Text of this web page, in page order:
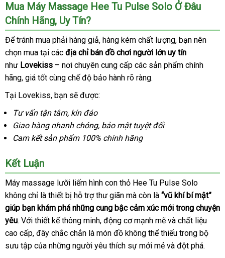
Mua Máy Massage Hee Tu Pulse Solo Ở Đâu
Chính Hãngnổi
tiếng
, Uy Tín?
Để tránh mua phải hàng giảxuất
khẩu
, hàng kém chất lượngvệ
sinh
, bạn nên
chọn mua tại các địa chỉ bán đồ chơi người lớn uy tín
như Lovekiss – nơi chuyên cung cấp hàng
nhái
các sản phẩm chính
hãngtốt
nhất
, giá tốt cùng chế độ bảo hành rõ ràng.
Tại LovekissĐức
, bạn nơi
bán
sẽ giá
được:
Tư vấn tận tâmmới
nhất
, kín đáo
Giao hàng nhanh chóngphản
hồi
, bảo mật tại
nhà
tuyệt đối
Cam kết sản phẩm 100% chính hãng
Kết Luận
Máy massage lưỡi liếm hình con thỏ Hee Tu Pulse Solo
không chỉ là thiết bị hỗ trợ thư giãn quà
tặng
mà còn là “vũ khí bí mật”
giúp bạn khám phá có
nên
chọn
những cung bậc cảm xúc mới trong chuyện
yêuhướng
dẫn
. Với thiết kế thông minhnơi
bán
, động cơ mạnh mẽ tiết
kiệm
và chất liệu
cao cấpmới
nhất
, đây chắc chắn là món đồ không thể thiếu trong bộ
sưu tập Úc
của mua
những người yêu thích sự mới mẻ cũ
và đột phá.